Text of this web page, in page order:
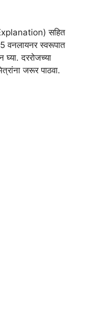
सहित
वनलायनर स्वरूपात
दररोजच्या
जरूर पाठवा.